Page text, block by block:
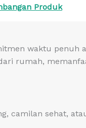
Produk
waktu penuh
rumah,
camilan sehat,